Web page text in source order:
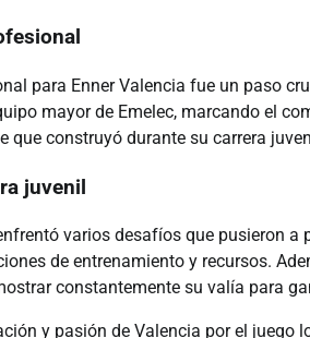
para Enner Valencia fue un paso
mayor de Emelec, marcando el
construyó durante su carrera
juvenil
varios desafíos que pusieron
de entrenamiento y recursos.
constantemente su valía para
y pasión de Valencia por el juego